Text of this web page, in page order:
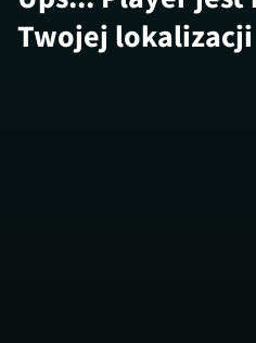
Twojej lokalizacji